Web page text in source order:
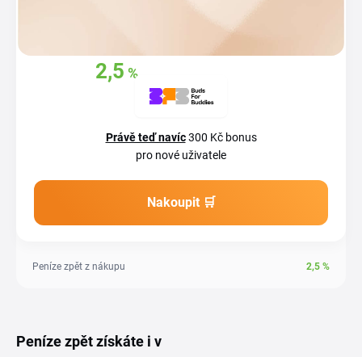
2,5 %
Právě teď navíc300 Kč bonus
pro nové uživatele
Nakoupit 🛒
Peníze zpět z nákupu 2,5 %
Peníze zpět získáte i v